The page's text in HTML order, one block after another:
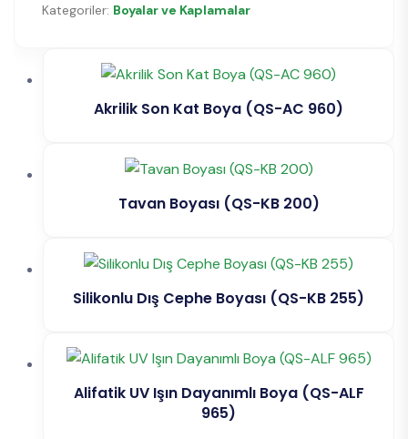
Kategoriler: Boyalar ve Kaplamalar
Akrilik Son Kat Boya (QS-AC 960)
Tavan Boyası (QS-KB 200)
Silikonlu Dış Cephe Boyası (QS-KB 255)
Alifatik UV Işın Dayanımlı Boya (QS-ALF
965)